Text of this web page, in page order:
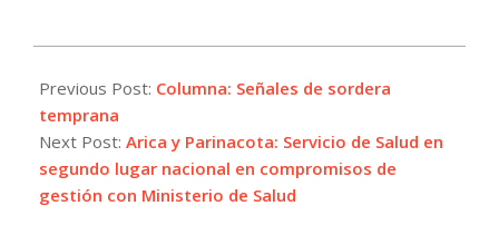
05-
18
Previous Post: Columna: Señales de sordera
temprana
Next Post: Arica y Parinacota: Servicio de Salud en
segundo lugar nacional en compromisos de
gestión con Ministerio de Salud